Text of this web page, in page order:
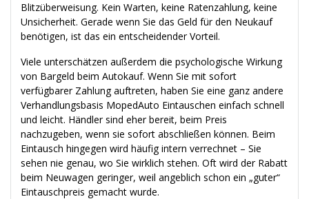
Blitzüberweisung. Kein Warten, keine Ratenzahlung, keine
Unsicherheit. Gerade wenn Sie das Geld für den Neukauf
benötigen, ist das ein entscheidender Vorteil.
Viele unterschätzen außerdem die psychologische Wirkung
von Bargeld beim Autokauf. Wenn Sie mit sofort
verfügbarer Zahlung auftreten, haben Sie eine ganz andere
Verhandlungsbasis MopedAuto Eintauschen einfach schnell
und leicht. Händler sind eher bereit, beim Preis
nachzugeben, wenn sie sofort abschließen können. Beim
Eintausch hingegen wird häufig intern verrechnet – Sie
sehen nie genau, wo Sie wirklich stehen. Oft wird der Rabatt
beim Neuwagen geringer, weil angeblich schon ein „guter“
Eintauschpreis gemacht wurde.